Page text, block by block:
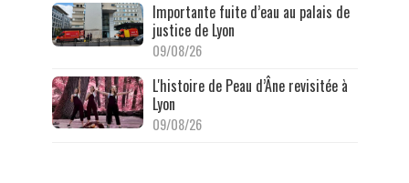
Importante fuite d’eau au palais de
justice de Lyon
09/08/26
L'histoire de Peau d’Âne revisitée à
Lyon
09/08/26